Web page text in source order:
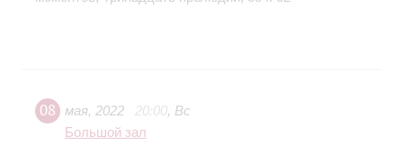
08 мая, 2022 20:00, Вс
Большой зал